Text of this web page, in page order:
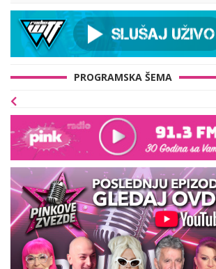
(FOTO+VIDEO)
PROGRAMSKA ŠEMA